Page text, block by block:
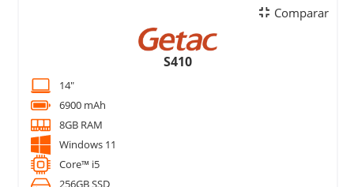
Comparar
S410
14"
6900 mAh
8GB RAM
Windows 11
Core™ i5
256GB SSD